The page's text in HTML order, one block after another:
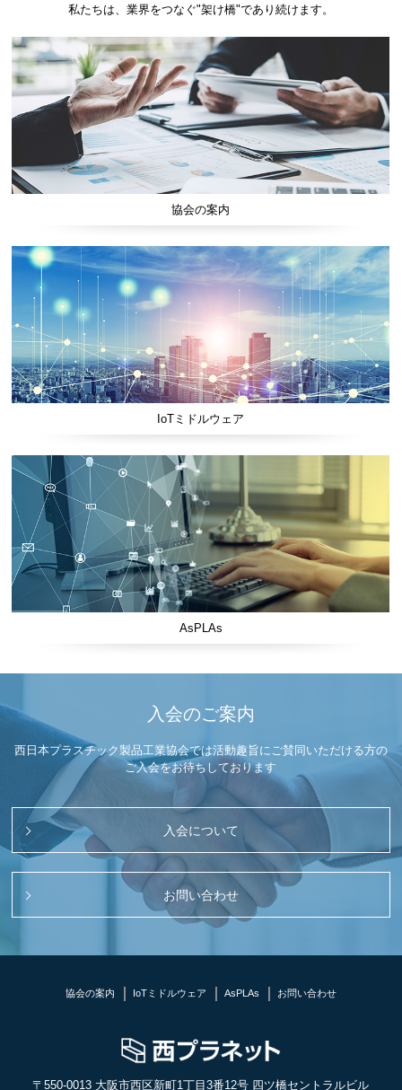
私たちは、業界をつなぐ"架け橋"であり続けます。
協会の案内
IoTミドルウェア
AsPLAs
入会のご案内
西日本プラスチック製品工業協会では活動趣旨にご賛同いただける方の
ご入会をお待ちしております
入会について
お問い合わせ
協会の案内 IoTミドルウェア AsPLAs お問い合わせ
〒550-0013 大阪市西区新町1丁目3番12号 四ツ橋セントラルビル